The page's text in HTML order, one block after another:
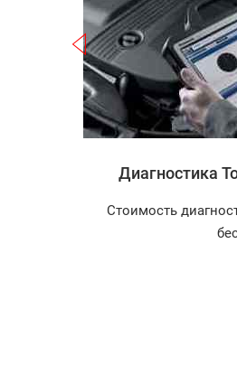
Диагностика
Стоимость